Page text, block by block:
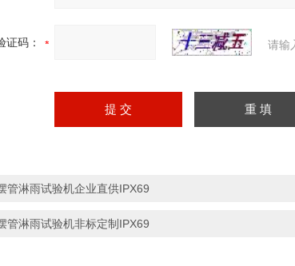
证码： 请输
管淋雨试验机企业直供IPX69
管淋雨试验机非标定制IPX69